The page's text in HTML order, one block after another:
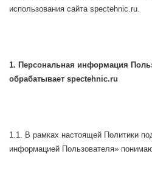
использования сайта spectehnic.ru.
1. Персональная информация
обрабатывает spectehnic.ru
1.1. В рамках настоящей Политики
информацией Пользователя»